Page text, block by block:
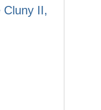
Cluny II,